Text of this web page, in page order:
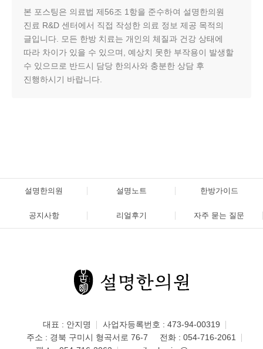
본 포스팅은 의료법 제56조 1항을 준수하여 설명한의원
진료 R&D 센터에서 직접 작성한 의료 정보 제공 목적의
글입니다. 모든 한방 치료는 개인의 체질과 건강 상태에
따라 차이가 있을 수 있으며, 예상치 못한 부작용이 발생할
수 있으므로 반드시 담당 한의사와 충분한 상담 후
진행하시기 바랍니다.
설명한의원 설명노트 한방가이드
공지사항 리얼후기 자주 묻는 질문
대표 : 안지명
사업자등록번호 : 473-94-00319
주소 : 경북 구미시 형곡서로 76-7
전화 :054-716-2061